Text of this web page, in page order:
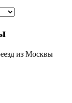
из Москвы